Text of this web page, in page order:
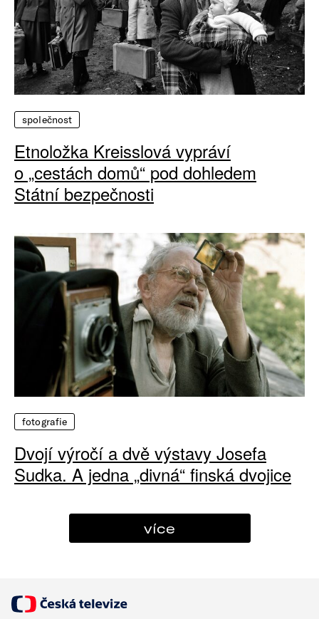
společnost
Etnoložka Kreisslová vypráví
o „cestách domů“ pod dohledem
Státní bezpečnosti
fotografie
Dvojí výročí a dvě výstavy Josefa
Sudka. A jedna „divná“ finská dvojice
více